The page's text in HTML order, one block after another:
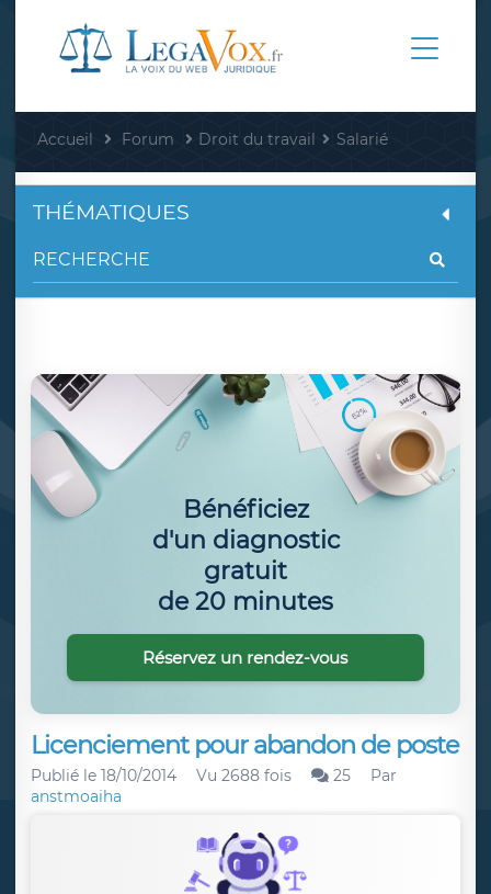
Accueil Forum Droit du travail Salarié
Licenciement pour abandon de poste
Publié le 18/10/2014 Vu 2688 fois 25
Par
anstmoaiha
THÉMATIQUES
Bénéficiez
d'un diagnostic
gratuit
de 20 minutes
Réservez un rendez-vous